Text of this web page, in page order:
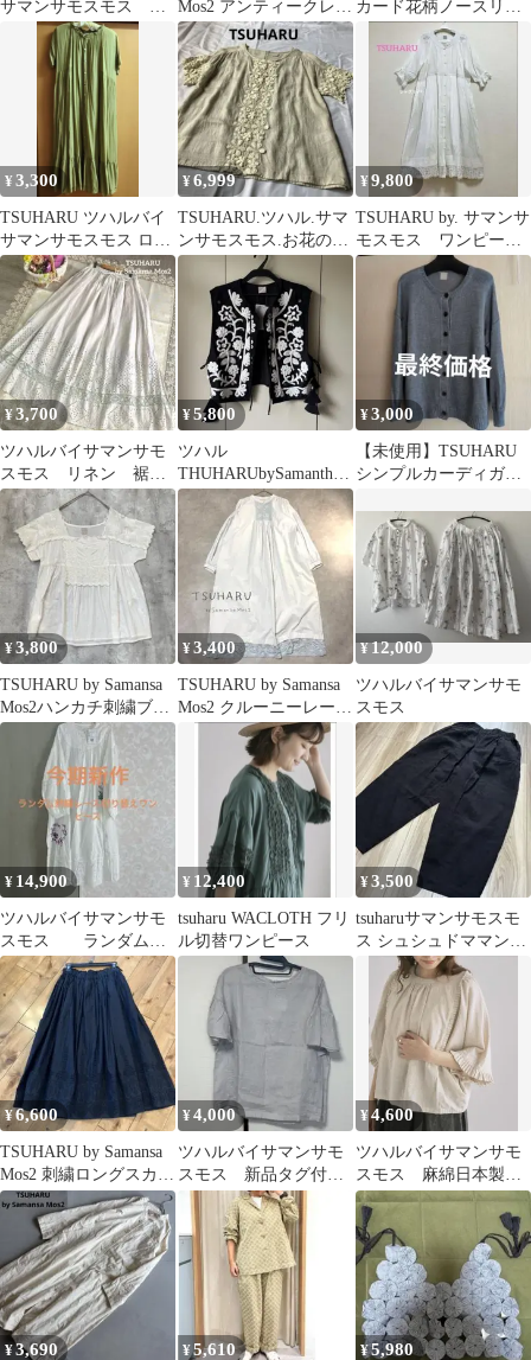
サマンサモスモス リ
ネン ピンタック ロン
グワンピース
Mos2 アンティークレー
ス ワンピース
カード花柄ノースリワ
ンピース
¥3,300
TSUHARU ツハルバイ
サマンサモスモス ロン
グワンピース カーキ
¥6,999
TSUHARU.ツハル.サマ
ンサモスモス.お花のレ
ースブラウス/ネストロ
¥9,800
TSUHARU by. サマンサ
モスモス ワンピース
レース ホワイト系
¥3,700
ツハルバイサマンサモ
スモス リネン 裾レ
ース刺繍 ロングスカ
ート グレー
¥5,800
ツハル
THUHARUbySamantha
Mos2コード刺繍ベスト
ブラック
¥3,000
【未使用】TSUHARU
シンプルカーディガン
¥3,800
TSUHARU by Samansa
Mos2ハンカチ刺繍ブラ
ウスインドコットン
¥3,400
TSUHARU by Samansa
Mos2 クルーニーレース
ワンピース 綿
¥12,000
ツハルバイサマンサモ
スモス
¥ 14,900
ツハルバイサマンサモ
スモス ランダム刺
繍レース切り替えワン
ピース
¥ 12,400
tsuharu WACLOTH フリ
ル切替ワンピース
¥3,500
tsuharuサマンサモスモ
ス シュシュドママン
スタディオクリップ
サンバレー
¥6,600
TSUHARU by Samansa
Mos2 刺繍ロングスカー
ト
¥4,000
ツハルバイサマンサモ
スモス 新品タグ付
き ブラウス 刺繍
ドット 麻100
¥4,600
ツハルバイサマンサモ
スモス 麻綿日本製品
染 前後2wayブラウス
¥3,690 ¥5,610 ¥5,980